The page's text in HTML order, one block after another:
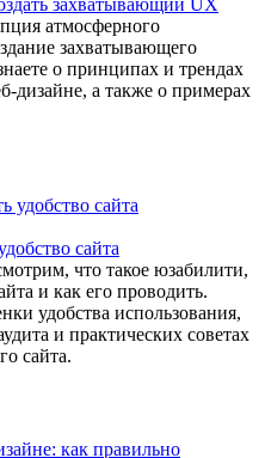
атмосферного
захватывающего
о принципах и трендах
дизайне, а также о примерах
сайта
что такое юзабилити,
и как его проводить.
удобства использования,
и практических советах
сайта.